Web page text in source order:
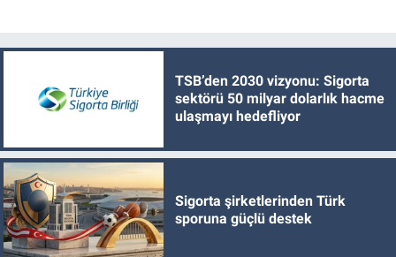
TSB’den 2030 vizyonu: Sigorta
sektörü 50 milyar dolarlık hacme
ulaşmayı hedefliyor
Sigorta şirketlerinden Türk
sporuna güçlü destek